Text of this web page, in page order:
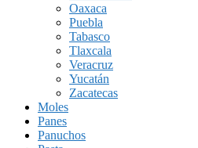
Oaxaca
Puebla
Tabasco
Tlaxcala
Veracruz
Yucatán
Zacatecas
Moles
Panes
Panuchos